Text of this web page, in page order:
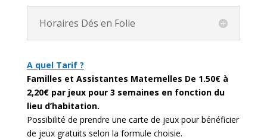
Horaires Dés en Folie
A quel Tarif ?
Familles et Assistantes Maternelles De 1.50€ à
2,20€ par jeux pour 3 semaines en fonction du
lieu d’habitation.
Possibilité de prendre une carte de jeux pour bénéficier
de jeux gratuits selon la formule choisie.